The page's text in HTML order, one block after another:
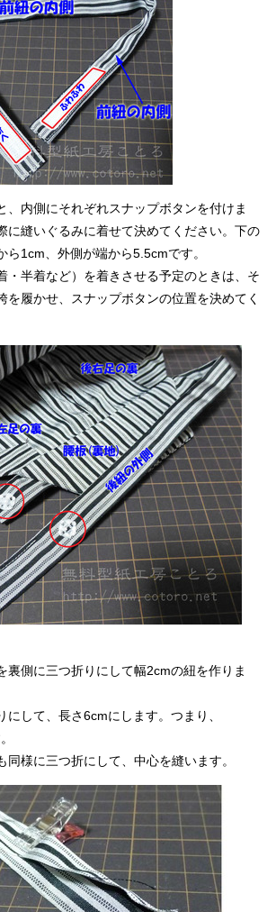
、内側にそれぞれスナップボタンを付けま
に縫いぐるみに着せて決めてください。下の
ら1cm、外側が端から5.5cmです。
・半着など）を着きさせる予定のときは、そ
を履かせ、スナップボタンの位置を決めてく
裏側に三つ折りにして幅2cmの紐を作りま
にして、長さ6cmにします。つまり、
同様に三つ折にして、中心を縫います。